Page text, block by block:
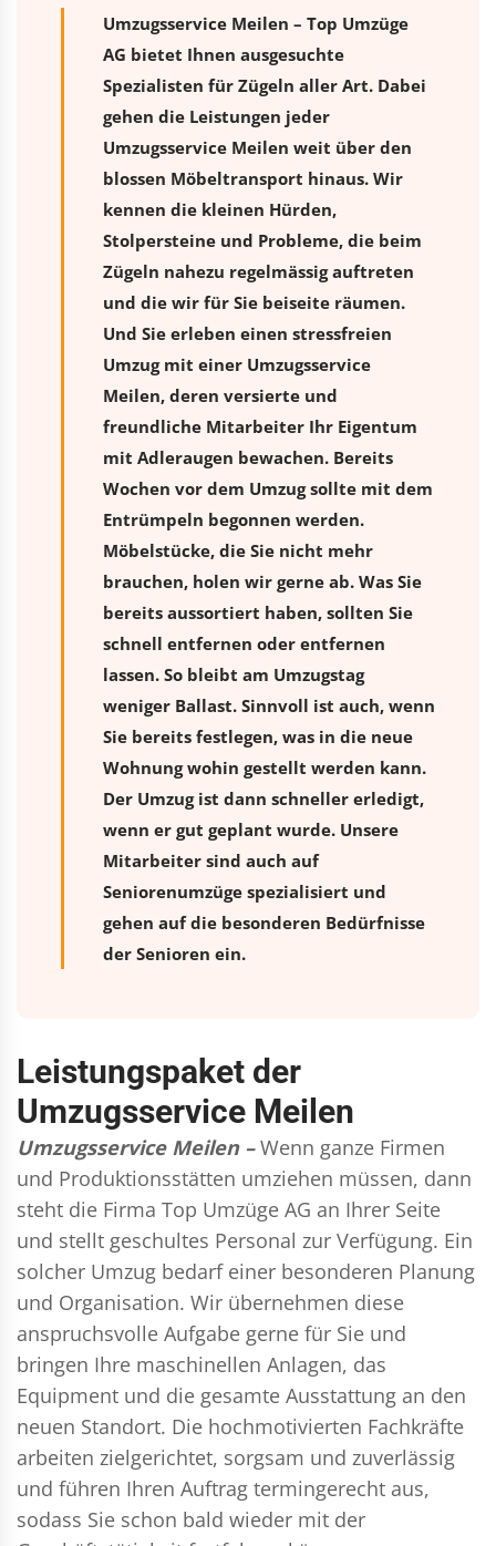
Umzugsservice Meilen – Top Umzüge
AG bietet Ihnen ausgesuchte
Spezialisten für Zügeln aller Art. Dabei
gehen die Leistungen jeder
Umzugsservice Meilen weit über den
blossen Möbeltransport hinaus. Wir
kennen die kleinen Hürden,
Stolpersteine und Probleme, die beim
Zügeln nahezu regelmässig auftreten
und die wir für Sie beiseite räumen.
Und Sie erleben einen stressfreien
Umzugmit einer Umzugsservice
Meilen, deren versierte und
freundliche Mitarbeiter Ihr Eigentum
mit Adleraugen bewachen. Bereits
Wochen vor dem Umzug sollte mit dem
Entrümpeln begonnen werden.
Möbelstücke, die Sie nicht mehr
brauchen, holen wir gerne ab. Was Sie
bereits aussortiert haben, sollten Sie
schnell entfernen oder entfernen
lassen. So bleibt am Umzugstag
weniger Ballast. Sinnvoll ist auch, wenn
Sie bereits festlegen, was in die neue
Wohnung wohin gestellt werden kann.
Der Umzug ist dann schneller erledigt,
wenn er gut geplant wurde. Unsere
Mitarbeiter sind auch auf
Seniorenumzüge spezialisiert und
gehen auf die besonderen Bedürfnisse
der Senioren ein.
Leistungspaket der
Umzugsservice Meilen
Umzugsservice Meilen – Wenn ganze Firmen
und Produktionsstätten umziehen müssen, dann
steht die Firma Top Umzüge AG an Ihrer Seite
und stellt geschultes Personal zur Verfügung. Ein
solcher Umzug bedarf einer besonderen Planung
und Organisation. Wir übernehmen diese
anspruchsvolle Aufgabe gerne für Sie und
bringen Ihre maschinellen Anlagen, das
Equipment und die gesamte Ausstattung an den
neuen Standort. Die hochmotivierten Fachkräfte
arbeiten zielgerichtet, sorgsam und zuverlässig
und führen Ihren Auftrag termingerecht aus,
sodass Sie schon bald wieder mit der